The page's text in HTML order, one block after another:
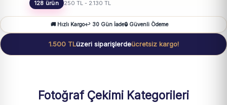
128 ürün 250 TL - 2.130 TL
🚚 Hızlı Kargo↩️ 30 Gün İade🔒 Güvenli Ödeme
1.500 TLüzeri siparişlerdeücretsiz kargo!
Fotoğraf Çekimi Kategorileri